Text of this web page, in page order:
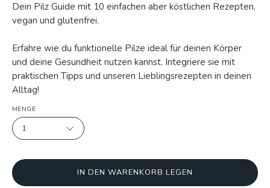
Dein Pilz Guide mit 10 einfachen aber köstlichen Rezepten,
vegan und glutenfrei.
Erfahre wie du funktionelle Pilze ideal für deinen Körper
und deine Gesundheit nutzen kannst. Integriere sie mit
praktischen Tipps und unseren Lieblingsrezepten in deinen
Alltag!
MENGE
1
IN DEN WARENKORB LEGEN